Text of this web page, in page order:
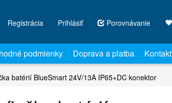
Porovnávanie
Registrácia Prihlásiť
podmienky Doprava a platba Kontakt
batérií BlueSmart 24V/13A IP65+DC konektor